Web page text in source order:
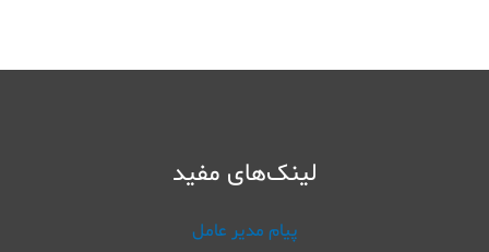
لینک‌های مفید
پیام مدیر عامل